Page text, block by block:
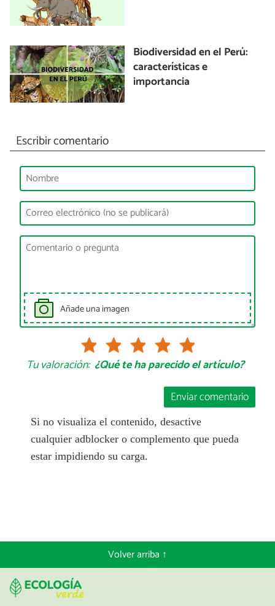
Biodiversidad en el Perú:
características e
importancia
Escribir comentario
Añade una imagen
Tu valoración: ¿Qué te ha parecido el artículo?
Enviar comentario
Si no visualiza el contenido, desactive
cualquier adblocker o complemento que pueda
estar impidiendo su carga.
Volver arriba ↑